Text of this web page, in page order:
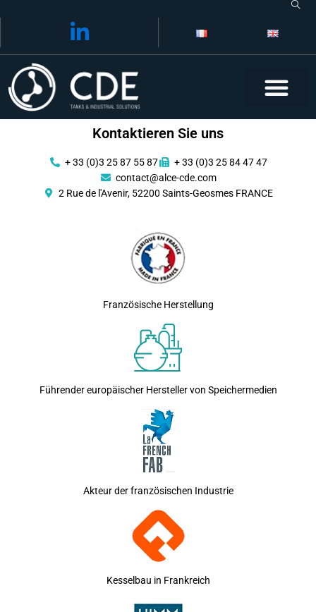
Kontaktieren Sie uns
+ 33 (0)3 25 87 55 87
+ 33 (0)3 25 84 47 47
contact@alce-cde.com
2 Rue de l'Avenir, 52200 Saints-Geosmes FRANCE
Französische Herstellung
Führender europäischer Hersteller von Speichermedien
Akteur der französischen Industrie
Kesselbau in Frankreich